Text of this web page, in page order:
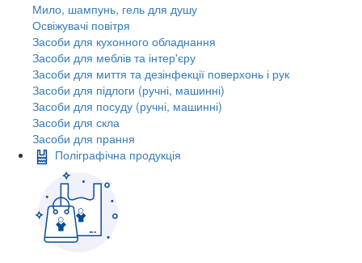
Мило, шампунь, гель для душу
Освіжувачі повітря
Засоби для кухонного обладнання
Засоби для меблів та інтер'єру
Засоби для миття та дезінфекції поверхонь і рук
Засоби для підлоги (ручні, машинні)
Засоби для посуду (ручні, машинні)
Засоби для скла
Засоби для прання
Поліграфічна продукція